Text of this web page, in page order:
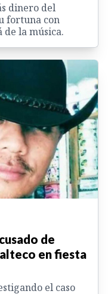
dinero del
fortuna con
de la música.
de
en fiesta
el caso